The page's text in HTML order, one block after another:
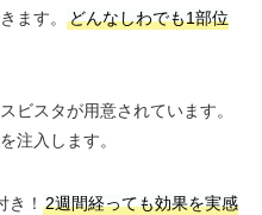
ます。
どんなしわでも1部位
ビスタが用意されています。
注入します。
！ 2週間経っても効果を実感